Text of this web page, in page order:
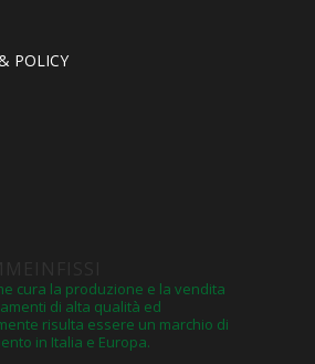
POLICY
cura la produzione e la vendita
di alta qualità ed
risulta essere un marchio di
in Italia e Europa.